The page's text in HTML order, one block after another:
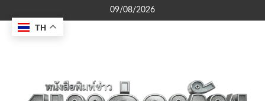
to
content
09/08/2026
TH